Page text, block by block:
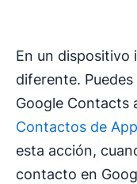
En un dispositivo
diferente.
Google Contacts
Contactos de
esta acción,
contacto en